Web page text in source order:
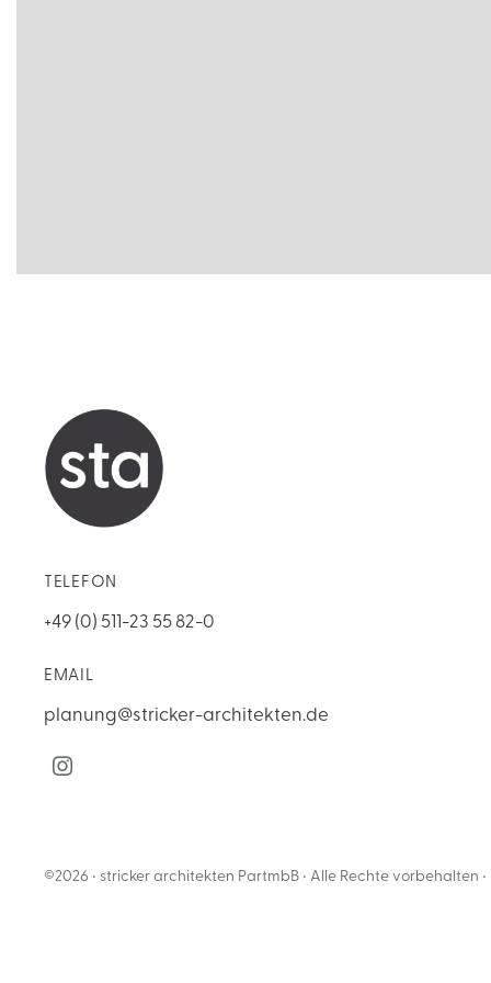
TELEFON
+49 (0) 511-23 55 82-0
EMAIL
planung@stricker-architekten.de
©2026 • stricker architekten PartmbB • Alle Rechte vorbehalten •